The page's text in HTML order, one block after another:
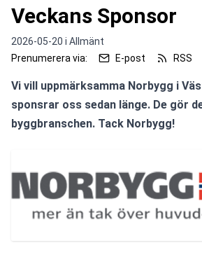
Veckans Sponsor
2026-05-20 i Allmänt
Prenumerera via:
E-post RSS
Vi vill uppmärksamma Norbygg i
sponsrar oss sedan länge. De gör
byggbranschen. Tack Norbygg!